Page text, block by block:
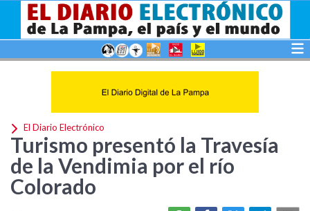
El Diario Electrónico
Turismo presentó la Travesía
de la Vendimia por el río
Colorado